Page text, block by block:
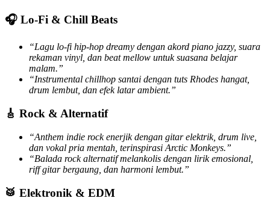
🎧 Lo-Fi & Chill Beats
“Lagu lo-fi hip-hop dreamy dengan akord piano jazzy, suara
rekaman vinyl, dan beat mellow untuk suasana belajar
malam.”
“Instrumental chillhop santai dengan tuts Rhodes hangat,
drum lembut, dan efek latar ambient.”
🎸 Rock & Alternatif
“Anthem indie rock enerjik dengan gitar elektrik, drum live,
dan vokal pria mentah, terinspirasi Arctic Monkeys.”
“Balada rock alternatif melankolis dengan lirik emosional,
riff gitar bergaung, dan harmoni lembut.”
🥁 Elektronik & EDM